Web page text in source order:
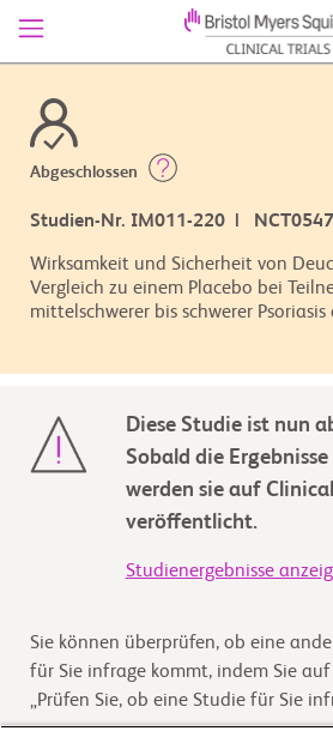
Abgeschlossen
Studien-Nr. IM011-220 |
Wirksamkeit und Sicherheit von
Vergleich zu einem Placebo bei
mittelschwerer bis schwerer
Diese Studie ist nun
Sobald die
werden sie auf
veröffentlicht.
Studienergebnisse
Sie können überprüfen, ob eine
für Sie infrage kommt, indem Sie
„Prüfen Sie, ob eine Studie für Sie